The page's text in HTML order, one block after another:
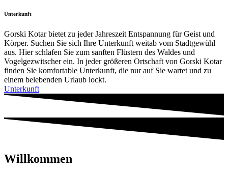
Unterkunft
Gorski Kotar bietet zu jeder Jahreszeit Entspannung für Geist und
Körper. Suchen Sie sich Ihre Unterkunft weitab vom Stadtgewühl
aus. Hier schlafen Sie zum sanften Flüstern des Waldes und
Vogelgezwitscher ein. In jeder größeren Ortschaft von Gorski Kotar
finden Sie komfortable Unterkunft, die nur auf Sie wartet und zu
einem belebenden Urlaub lockt.
Unterkunft
Willkommen